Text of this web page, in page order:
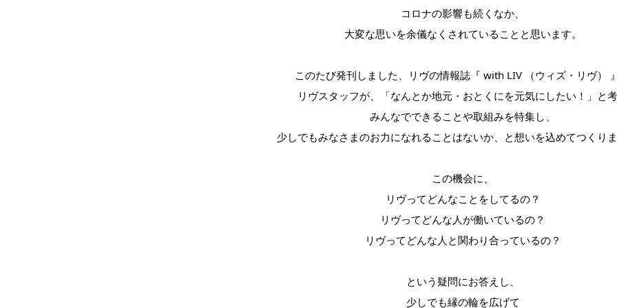
コロナの影響も続くなか、
大変な思いを余儀なくされていることと思います。
このたび発刊しました、リヴの情報誌『 with LIV （ウィズ・リヴ）
リヴスタッフが、「なんとか地元・おとくにを元気にしたい！」と考
みんなでできることや取組みを特集し、
少しでもみなさまのお力になれることはないか、と想いを込めてつくりま
この機会に、
リヴってどんなことをしてるの？
リヴってどんな人が働いているの？
リヴってどんな人と関わり合っているの？
という疑問にお答えし、
少しでも縁の輪を広げて